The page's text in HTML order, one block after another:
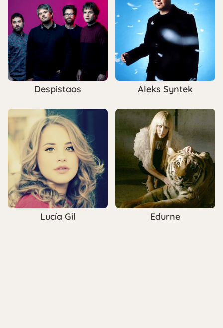
Despistaos Aleks Syntek
Lucía Gil Edurne